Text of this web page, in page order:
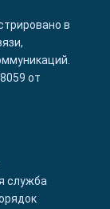
в
от
служба